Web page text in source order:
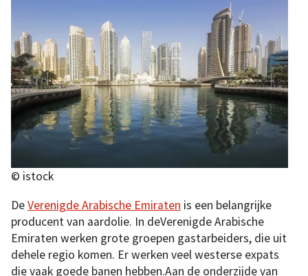
© istock
DeVerenigde Arabische Emiraten is een belangrijke
producent van aardolie. In deVerenigde Arabische
Emiraten werken grote groepen gastarbeiders, die uit
dehele regio komen. Er werken veel westerse expats
die vaak goede banen hebben.Aan de onderzijde van